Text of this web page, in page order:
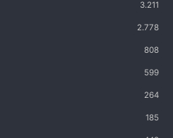
3.211
2.778
808
599
264
185